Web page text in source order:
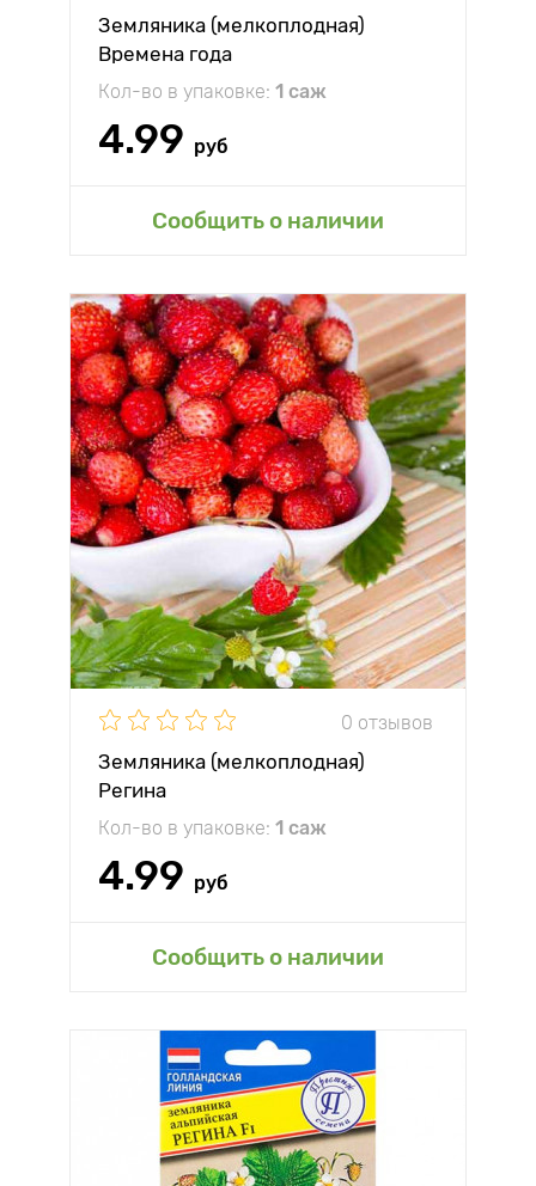
Земляника (мелкоплодная)
Времена года
Кол-во в упаковке: 1 саж
4.99 руб
Сообщить о наличии
0 отзывов
Земляника (мелкоплодная)
Регина
Кол-во в упаковке: 1 саж
4.99 руб
Сообщить о наличии